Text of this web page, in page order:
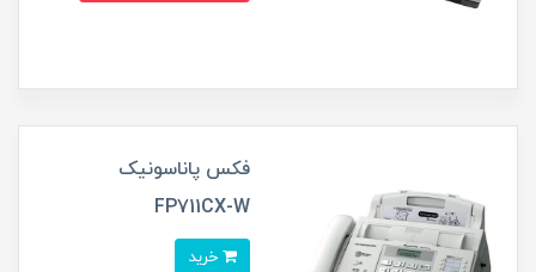
فکس پاناسونیک
FP711CX-W